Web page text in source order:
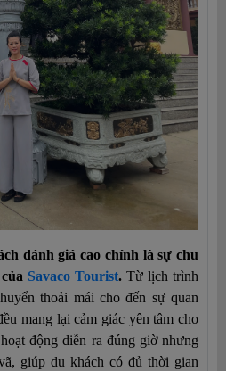
đánh giá cao chính là sự chu
Savaco Tourist. Từ lịch trình
thoải mái cho đến sự quan
mang lại cảm giác yên tâm cho
động diễn ra đúng giờ nhưng
giúp du khách có đủ thời gian